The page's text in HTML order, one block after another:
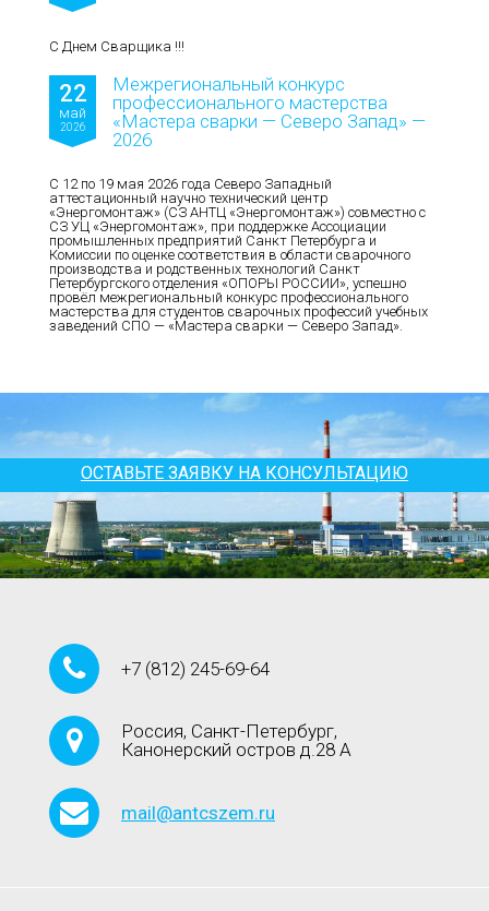
С Днем Сварщика !!!
22
май
2026
Межрегиональный конкурс
профессионального мастерства
«Мастера сварки — Северо Запад» —
2026
С 12 по 19 мая 2026 года Северо Западный
аттестационный научно технический центр
«Энергомонтаж» (СЗ АНТЦ «Энергомонтаж») совместно с
СЗ УЦ «Энергомонтаж», при поддержке Ассоциации
промышленных предприятий Санкт Петербурга и
Комиссии по оценке соответствия в области сварочного
производства и родственных технологий Санкт
Петербургского отделения «ОПОРЫ РОССИИ», успешно
провёл межрегиональный конкурс профессионального
мастерства для студентов сварочных профессий учебных
заведений СПО — «Мастера сварки — Северо Запад».
ОСТАВЬТЕ ЗАЯВКУ НА КОНСУЛЬТАЦИЮ
+7 (812) 245-69-64
Россия, Санкт-Петербург,
Канонерский остров д.28 А
mail@antcszem.ru